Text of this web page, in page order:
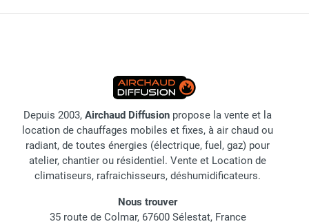
Depuis 2003, Airchaud Diffusion propose la vente et la
location de chauffages mobiles et fixes, à air chaud ou
radiant, de toutes énergies (électrique, fuel, gaz) pour
atelier, chantier ou résidentiel. Vente et Location de
climatiseurs, rafraichisseurs, déshumidificateurs.
Nous trouver
35 route de Colmar, 67600 Sélestat, France